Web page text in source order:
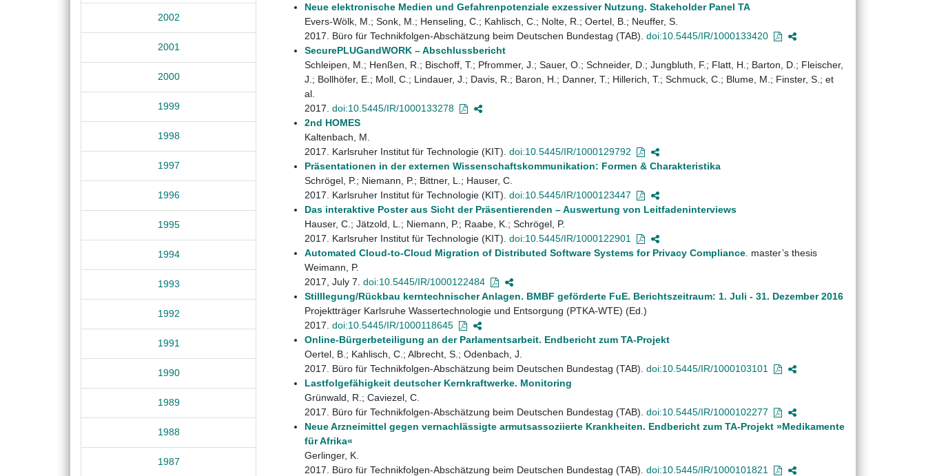
2002
2001
2000
1999
1998
1997
1996
1995
1994
1993
1992
1991
1990
1989
1988
1987
Neue elektronische Medien und Gefahrenpotenziale exzessiver Nutzung. Stakeholder Panel TA
Evers-Wölk, M.; Sonk, M.; Henseling, C.; Kahlisch, C.; Nolte, R.; Oertel, B.; Neuffer, S.
2017. Büro für Technikfolgen-Abschätzung beim Deutschen Bundestag (TAB). doi:10.5445/IR/1000133420
SecurePLUGandWORK – Abschlussbericht
Schleipen, M.; Henßen, R.; Bischoff, T.; Pfrommer, J.; Sauer, O.; Schneider, D.; Jungbluth, F.; Flatt, H.; Barton, D.; Fleischer,
J.; Bollhöfer, E.; Moll, C.; Lindauer, J.; Davis, R.; Baron, H.; Danner, T.; Hillerich, T.; Schmuck, C.; Blume, M.; Finster, S.; et
al.
2017. doi:10.5445/IR/1000133278
2nd HOMES
Kaltenbach, M.
2017. Karlsruher Institut für Technologie (KIT). doi:10.5445/IR/1000129792
Präsentationen in der externen Wissenschaftskommunikation: Formen & Charakteristika
Schrögel, P.; Niemann, P.; Bittner, L.; Hauser, C.
2017. Karlsruher Institut für Technologie (KIT). doi:10.5445/IR/1000123447
Das interaktive Poster aus Sicht der Präsentierenden – Auswertung von Leitfadeninterviews
Hauser, C.; Jätzold, L.; Niemann, P.; Raabe, K.; Schrögel, P.
2017. Karlsruher Institut für Technologie (KIT). doi:10.5445/IR/1000122901
Automated Cloud-to-Cloud Migration of Distributed Software Systems for Privacy Compliance . master’s thesis
Weimann, P.
2017, July 7. doi:10.5445/IR/1000122484
Stilllegung/Rückbau kerntechnischer Anlagen. BMBF geförderte FuE. Berichtszeitraum: 1. Juli - 31. Dezember 2016
Projektträger Karlsruhe Wassertechnologie und Entsorgung (PTKA-WTE) (Ed.)
2017. doi:10.5445/IR/1000118645
Online-Bürgerbeteiligung an der Parlamentsarbeit. Endbericht zum TA-Projekt
Oertel, B.; Kahlisch, C.; Albrecht, S.; Odenbach, J.
2017. Büro für Technikfolgen-Abschätzung beim Deutschen Bundestag (TAB). doi:10.5445/IR/1000103101
Lastfolgefähigkeit deutscher Kernkraftwerke. Monitoring
Grünwald, R.; Caviezel, C.
2017. Büro für Technikfolgen-Abschätzung beim Deutschen Bundestag (TAB). doi:10.5445/IR/1000102277
Neue Arzneimittel gegen vernachlässigte armutsassoziierte Krankheiten. Endbericht zum TA-Projekt »Medikamente
für Afrika«
Gerlinger, K.
2017. Büro für Technikfolgen-Abschätzung beim Deutschen Bundestag (TAB). doi:10.5445/IR/1000101821